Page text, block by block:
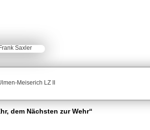
dem Nächsten zur Wehr“